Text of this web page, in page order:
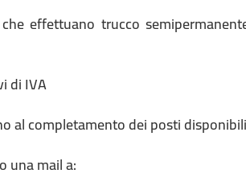
effettuano trucco
di IVA
al completamento dei posti disponibili
una mail a: